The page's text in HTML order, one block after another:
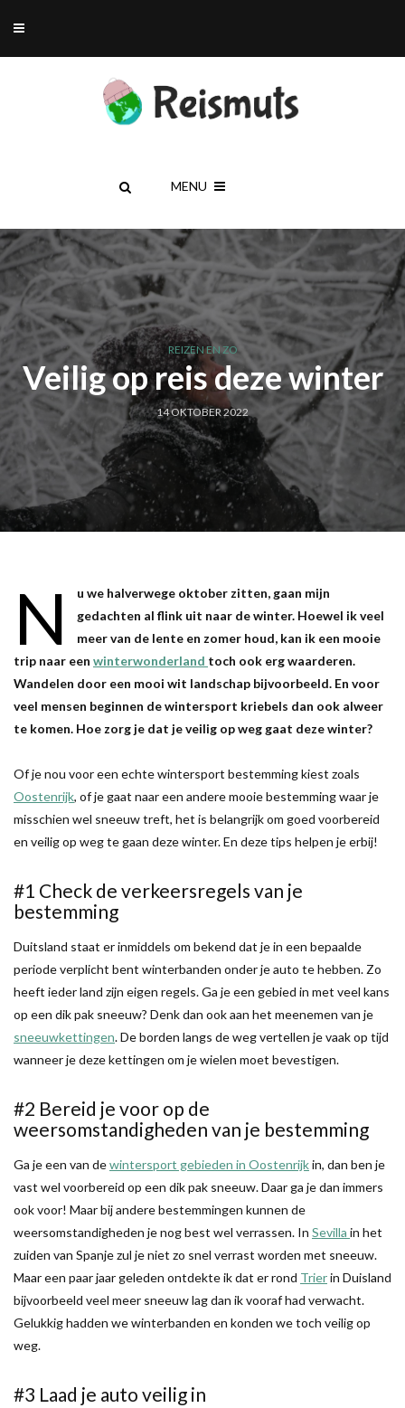
MENU
REIZEN EN ZO
Veilig op reis deze winter
14 OKTOBER 2022
N
u we halverwege oktober zitten, gaan mijn
gedachten al flink uit naar de winter. Hoewel ik veel
meer van de lente en zomer houd, kan ik een mooie
trip naar een winterwonderland toch ook erg waarderen.
Wandelen door een mooi wit landschap bijvoorbeeld. En voor
veel mensen beginnen de wintersport kriebels dan ook alweer
te komen. Hoe zorg je dat je veilig op weg gaat deze winter?
Of je nou voor een echte wintersport bestemming kiest zoals
Oostenrijk, of je gaat naar een andere mooie bestemming waar je
misschien wel sneeuw treft, het is belangrijk om goed voorbereid
en veilig op weg te gaan deze winter. En deze tips helpen je erbij!
#1 Check de verkeersregels van je
bestemming
Duitsland staat er inmiddels om bekend dat je in een bepaalde
periode verplicht bent winterbanden onder je auto te hebben. Zo
heeft ieder land zijn eigen regels. Ga je een gebied in met veel kans
op een dik pak sneeuw? Denk dan ook aan het meenemen van je
sneeuwkettingen. De borden langs de weg vertellen je vaak op tijd
wanneer je deze kettingen om je wielen moet bevestigen.
#2 Bereid je voor op de
weersomstandigheden van je bestemming
Ga je een van dewintersport gebieden in Oostenrijkin, dan ben je
vast wel voorbereid op een dik pak sneeuw. Daar ga je dan immers
ook voor! Maar bij andere bestemmingen kunnen de
weersomstandigheden je nog best wel verrassen. In Sevilla in het
zuiden van Spanje zul je niet zo snel verrast worden met sneeuw.
Maar een paar jaar geleden ontdekte ik dat er rond Trierin Duisland
bijvoorbeeld veel meer sneeuw lag dan ik vooraf had verwacht.
Gelukkig hadden we winterbanden en konden we toch veilig op
weg.
#3 Laad je auto veilig in